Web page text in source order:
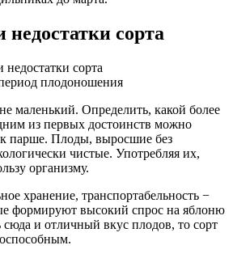
недостатки сорта
плодоношения
маленький. Определить, какой более
из первых достоинств можно
к парше. Плоды, выросшие без
чистые. Употребляя их,
организму.
хранение, транспортабельность −
формируют высокий спрос на яблоню
и отличный вкус плодов, то сорт